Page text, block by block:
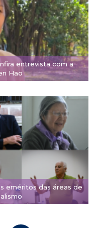
entrevista com a
Hao
eméritos das áreas de